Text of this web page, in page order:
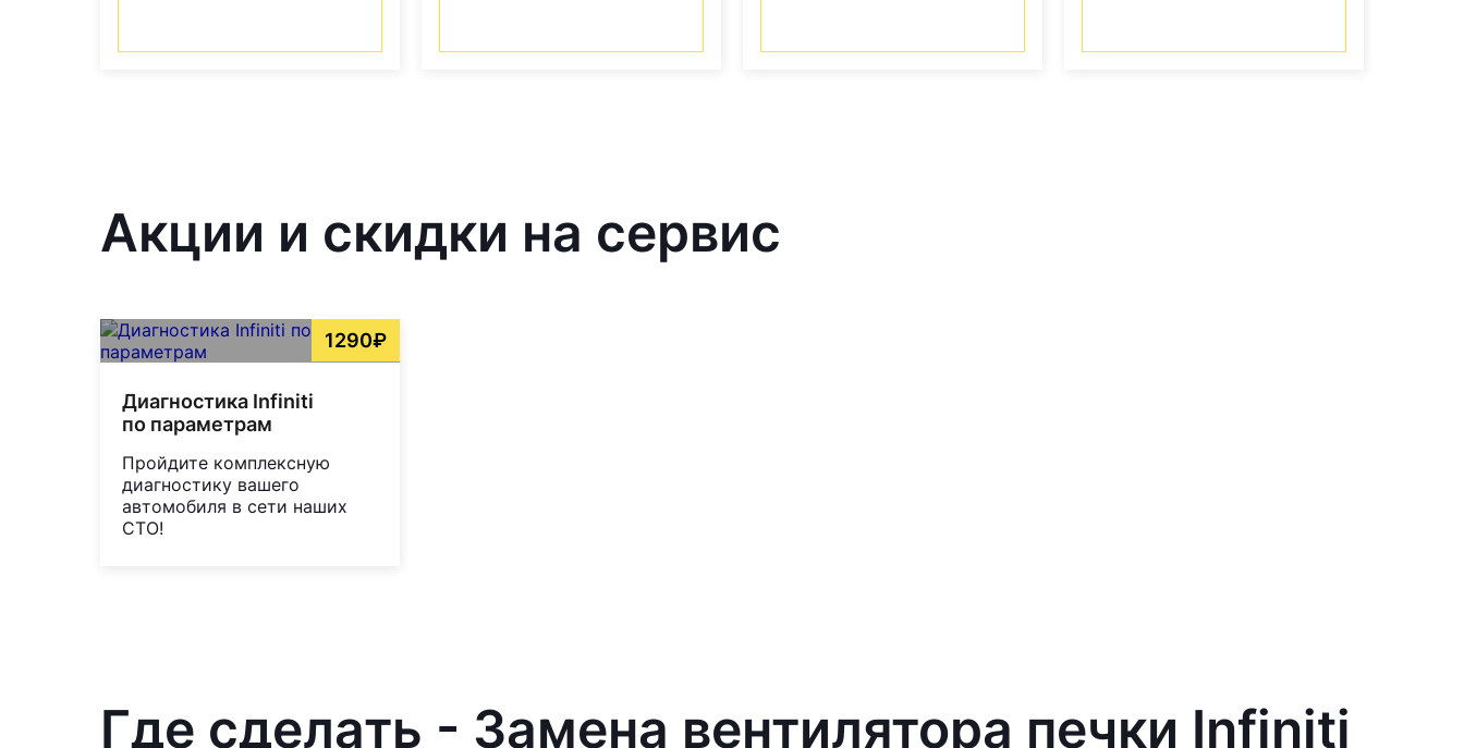
Акции и скидки на сервис
1290₽
Диагностика Infiniti
по параметрам
Пройдите комплексную
диагностику вашего
автомобиля в сети наших
СТО!
Где сделать - Замена вентилятора печки Infiniti